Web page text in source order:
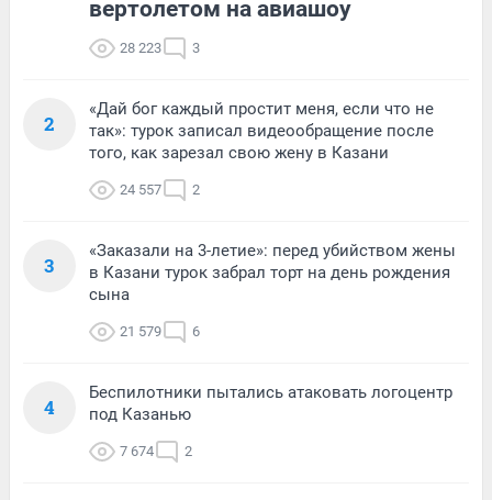
вертолетом на авиашоу
28 223 3
2
«Дай бог каждый простит меня, если что не
так»: турок записал видеообращение после
того, как зарезал свою жену в Казани
24 557 2
3
«Заказали на 3-летие»: перед убийством жены
в Казани турок забрал торт на день рождения
сына
21 579 6
4
Беспилотники пытались атаковать логоцентр
под Казанью
7 674 2